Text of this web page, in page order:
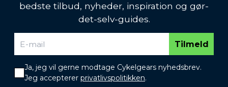
bedste tilbud, nyheder, inspiration og gør-
det-selv-guides.
Tilmeld
Ja, jeg vil gerne modtage Cykelgears nyhedsbrev.
Jeg accepterer privatlivspolitikken.